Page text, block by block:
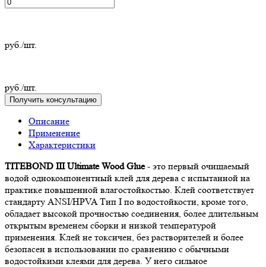
руб./шт.
руб./шт.
Получить консультацию
Описание
Применение
Характеристики
TITEBOND III Ultimate Wood Glue- это первый очищаемый
водой однокомпонентный клей для дерева с испытанной на
практике повышенной влагостойкостью. Клей соответствует
стандарту ANSI/HPVA Тип I по водостойкости, кроме того,
обладает высокой прочностью соединения, более длительным
открытым временем сборки и низкой температурой
применения. Клей не токсичен, без растворителей и более
безопасен в использовании по сравнению с обычными
водостойкими клеями для дерева. У него сильное